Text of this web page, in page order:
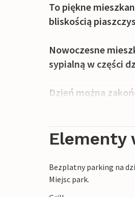
To piękne
bliskością
Nowoczesne
sypialną w części
Dzień można
dyspozycji Gości
dzieli obiekt od
zniżką.
Leżak można
50/tydzień).
Elementy
Bezplatny parking na
Miejsc park.